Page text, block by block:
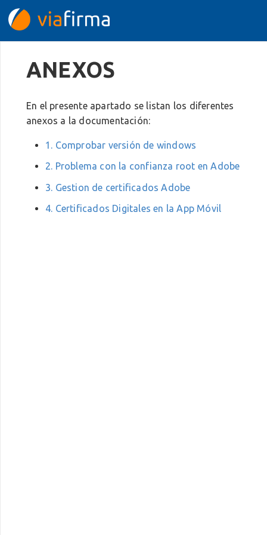
ANEXOS
En el presente apartado se listan los diferentes
anexos a la documentación:
1. Comprobar versión de windows
2. Problema con la confianza root en Adobe
3. Gestion de certificados Adobe
4. Certificados Digitales en la App Móvil